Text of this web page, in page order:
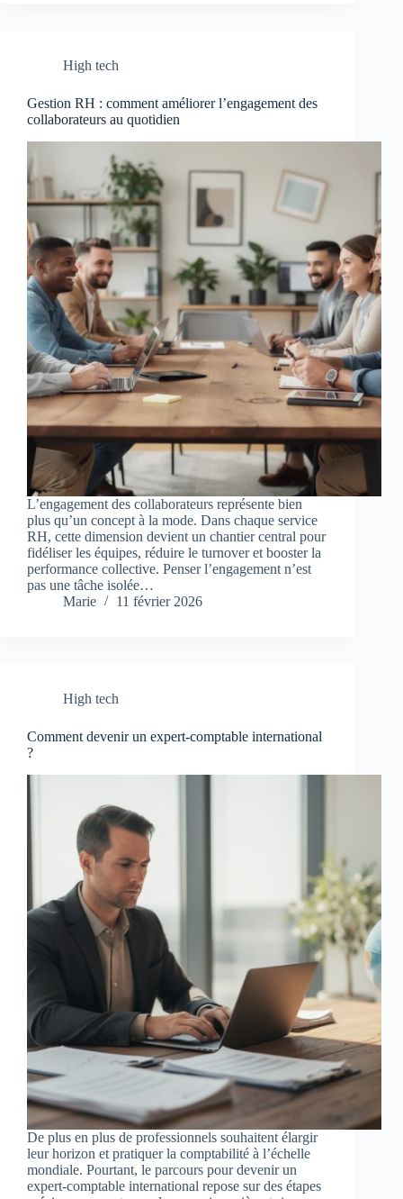
High tech
Gestion RH : comment améliorer l’engagement des
collaborateurs au quotidien
L’engagement des collaborateurs représente bien
plus qu’un concept à la mode. Dans chaque service
RH, cette dimension devient un chantier central pour
fidéliser les équipes, réduire le turnover et booster la
performance collective. Penser l’engagement n’est
pas une tâche isolée…
Marie
11 février 2026
High tech
Comment devenir un expert-comptable international
?
De plus en plus de professionnels souhaitent élargir
leur horizon et pratiquer la comptabilité à l’échelle
mondiale. Pourtant, le parcours pour devenir un
expert-comptable international repose sur des étapes